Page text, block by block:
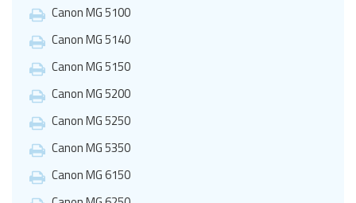
Canon MG 5100
Canon MG 5140
Canon MG 5150
Canon MG 5200
Canon MG 5250
Canon MG 5350
Canon MG 6150